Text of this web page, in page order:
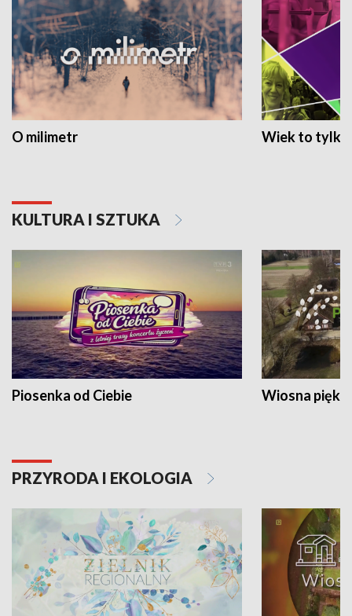
O milimetr Wiek to tylko
KULTURA I SZTUKA
Piosenka od Ciebie Wiosna
PRZYRODA I EKOLOGIA